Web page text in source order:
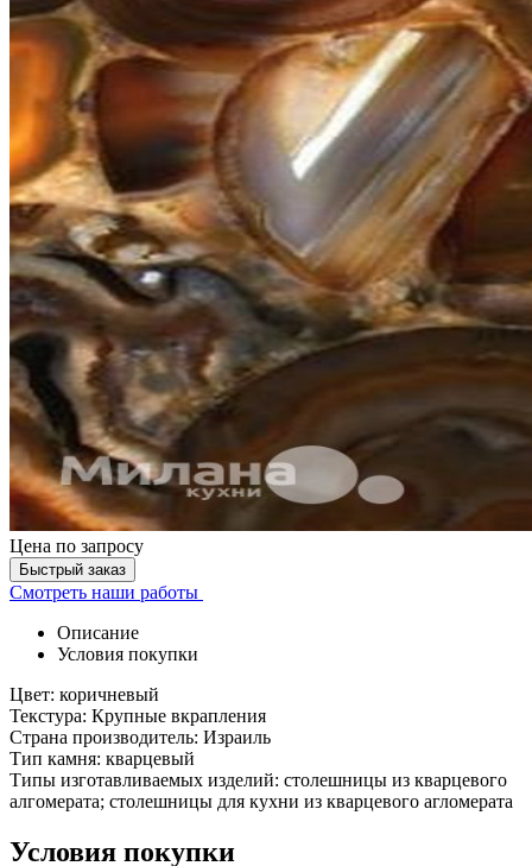
Цена по запросу
Быстрый заказ
Смотреть наши работы
Описание
Условия покупки
Цвет: коричневый
Текстура: Крупные вкрапления
Страна производитель: Израиль
Тип камня: кварцевый
Типы изготавливаемых изделий: столешницы из кварцевого
алгомерата; столешницы для кухни из кварцевого агломерата
Условия покупки